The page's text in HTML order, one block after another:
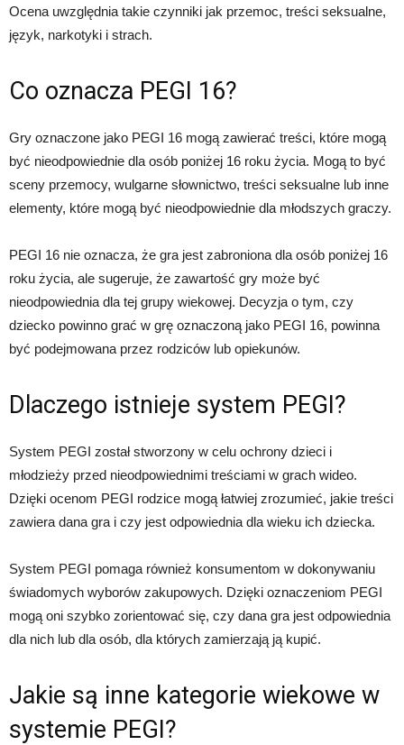
Ocena uwzględnia takie czynniki jak przemoc, treści seksualne,
język, narkotyki i strach.
Co oznacza PEGI 16?
Gry oznaczone jako PEGI 16 mogą zawierać treści, które mogą
być nieodpowiednie dla osób poniżej 16 roku życia. Mogą to być
sceny przemocy, wulgarne słownictwo, treści seksualne lub inne
elementy, które mogą być nieodpowiednie dla młodszych graczy.
PEGI 16 nie oznacza, że gra jest zabroniona dla osób poniżej 16
roku życia, ale sugeruje, że zawartość gry może być
nieodpowiednia dla tej grupy wiekowej. Decyzja o tym, czy
dziecko powinno grać w grę oznaczoną jako PEGI 16, powinna
być podejmowana przez rodziców lub opiekunów.
Dlaczego istnieje system PEGI?
System PEGI został stworzony w celu ochrony dzieci i
młodzieży przed nieodpowiednimi treściami w grach wideo.
Dzięki ocenom PEGI rodzice mogą łatwiej zrozumieć, jakie treści
zawiera dana gra i czy jest odpowiednia dla wieku ich dziecka.
System PEGI pomaga również konsumentom w dokonywaniu
świadomych wyborów zakupowych. Dzięki oznaczeniom PEGI
mogą oni szybko zorientować się, czy dana gra jest odpowiednia
dla nich lub dla osób, dla których zamierzają ją kupić.
Jakie są inne kategorie wiekowe w
systemie PEGI?